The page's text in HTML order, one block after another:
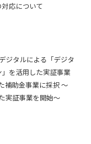
応について
ジタルによる「デジタ
を活用した実証事業
補助金事業に採択 ～
実証事業を開始～